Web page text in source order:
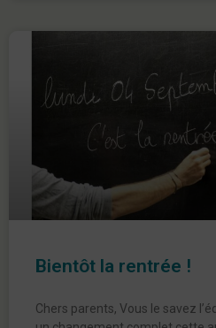
Bientôt la rentrée !
Chers parents, Vous le savez